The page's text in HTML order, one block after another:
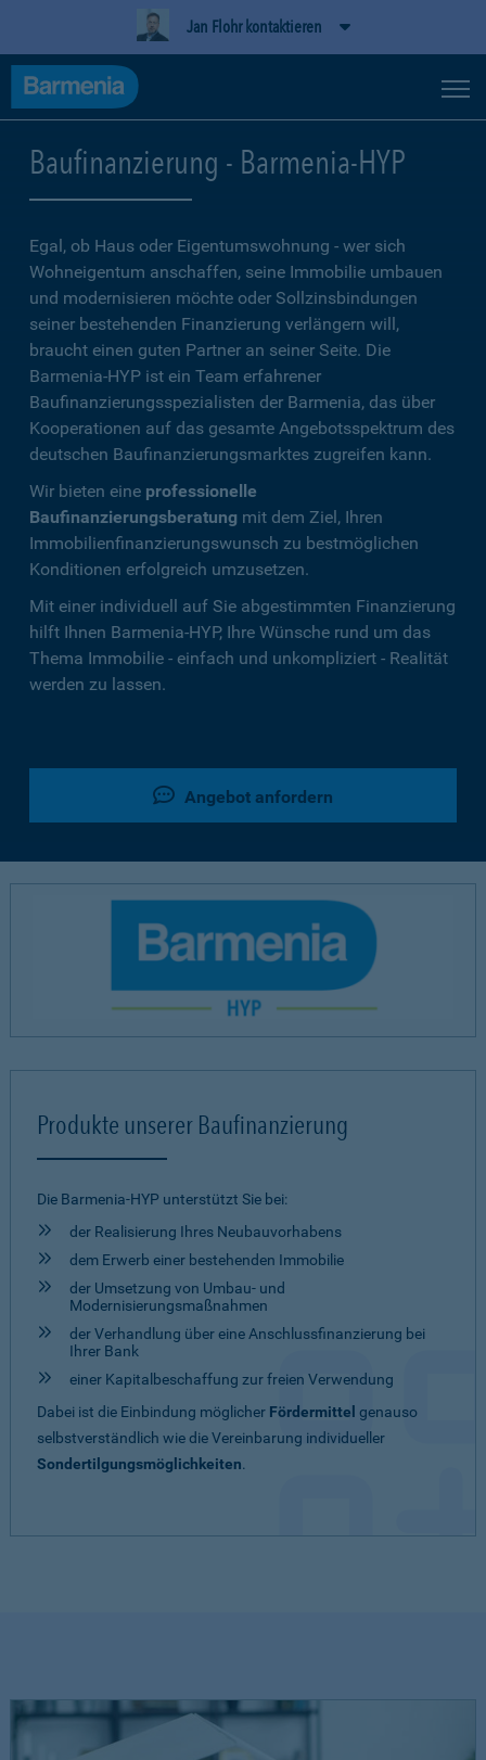
Jan Flohr kontaktieren
Baufinanzierung - Barmenia-HYP
Egal, ob Haus oder Eigentumswohnung - wer sich
Wohneigentum anschaffen, seine Immobilie umbauen
und modernisieren möchte oder Sollzinsbindungen
seiner bestehenden Finanzierung verlängern will,
braucht einen guten Partner an seiner Seite. Die
Barmenia-HYP ist ein Team erfahrener
Baufinanzierungsspezialisten der Barmenia, das über
Kooperationen auf das gesamte Angebotsspektrum des
deutschen Baufinanzierungsmarktes zugreifen kann.
Wir bieten eine professionelle
Baufinanzierungsberatung mit dem Ziel, Ihren
Immobilienfinanzierungswunsch zu bestmöglichen
Konditionen erfolgreich umzusetzen.
Mit einer individuell auf Sie abgestimmten Finanzierung
hilft Ihnen Barmenia-HYP, Ihre Wünsche rund um das
Thema Immobilie - einfach und unkompliziert - Realität
werden zu lassen.
Angebot anfordern
Produkte unserer Baufinanzierung
Die Barmenia-HYP unterstützt Sie bei:
der Realisierung Ihres Neubauvorhabens
dem Erwerb einer bestehenden Immobilie
der Umsetzung von Umbau- und
Modernisierungsmaßnahmen
der Verhandlung über eine Anschlussfinanzierung bei
Ihrer Bank
einer Kapitalbeschaffung zur freien Verwendung
Dabei ist die Einbindung möglicher Fördermittel genauso
selbstverständlich wie die Vereinbarung individueller
Sondertilgungsmöglichkeiten.